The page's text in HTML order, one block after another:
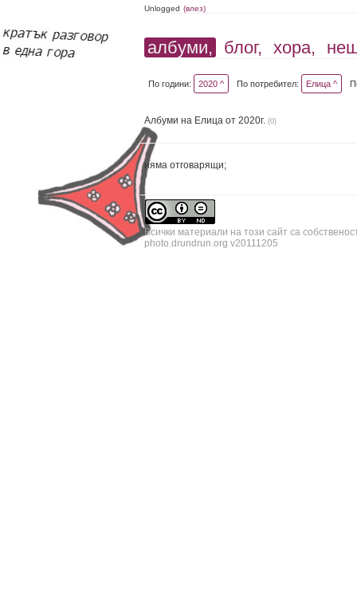
Unlogged (влез)
албуми, блог, хора,
По години: 2020 ^ По потребител: Елица ^
Албуми на Елица от 2020г. (0)
няма отговарящи;
Всички материали на този сайт са
photo.drundrun.org v20111205